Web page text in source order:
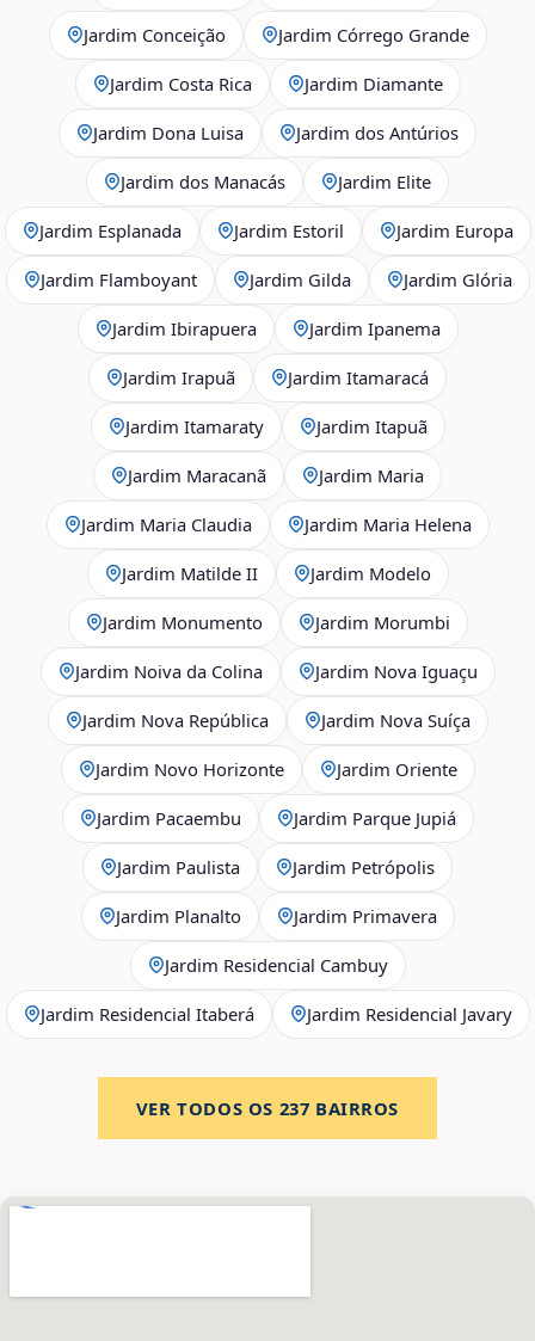
Jardim Conceição Jardim Córrego Grande
Jardim Costa Rica Jardim Diamante
Jardim Dona Luisa Jardim dos Antúrios
Jardim dos Manacás Jardim Elite
Jardim Esplanada Jardim Estoril Jardim Europa
Jardim Flamboyant Jardim Gilda Jardim Glória
Jardim Ibirapuera Jardim Ipanema
Jardim Irapuã Jardim Itamaracá
Jardim Itamaraty Jardim Itapuã
Jardim Maracanã Jardim Maria
Jardim Maria Claudia Jardim Maria Helena
Jardim Matilde II Jardim Modelo
Jardim Monumento Jardim Morumbi
Jardim Noiva da Colina Jardim Nova Iguaçu
Jardim Nova República Jardim Nova Suíça
Jardim Novo Horizonte Jardim Oriente
Jardim Pacaembu Jardim Parque Jupiá
Jardim Paulista Jardim Petrópolis
Jardim Planalto Jardim Primavera
Jardim Residencial Cambuy
Jardim Residencial Itaberá Jardim Residencial Javary
VER TODOS OS 237 BAIRROS